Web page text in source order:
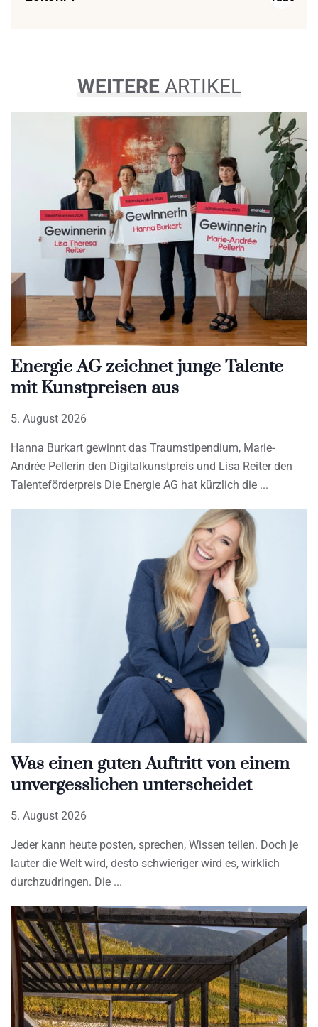
WEITERE ARTIKEL
Energie AG zeichnet junge Talente
mit Kunstpreisen aus
5. August 2026
Hanna Burkart gewinnt das Traumstipendium, Marie-
Andrée Pellerin den Digitalkunstpreis und Lisa Reiter den
Talenteförderpreis Die Energie AG hat kürzlich die
Was einen guten Auftritt von einem
unvergesslichen unterscheidet
5. August 2026
Jeder kann heute posten, sprechen, Wissen teilen. Doch je
lauter die Welt wird, desto schwieriger wird es, wirklich
durchzudringen. Die